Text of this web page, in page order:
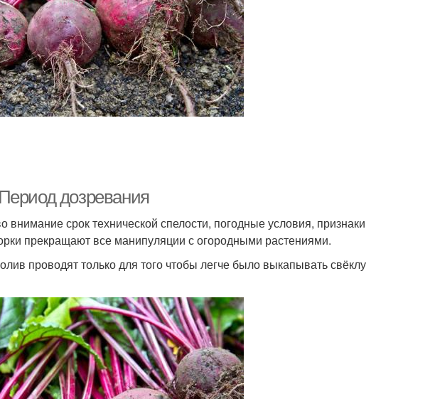
дозревания
срок технической спелости, погодные условия, признаки
прекращают все манипуляции с огородными растениями.
проводят только для того чтобы легче было выкапывать свёклу